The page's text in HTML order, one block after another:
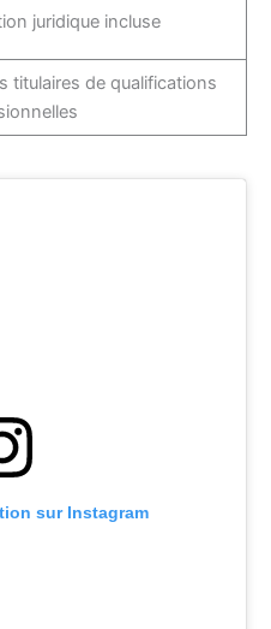
juridique incluse
titulaires de qualifications
sur Instagram